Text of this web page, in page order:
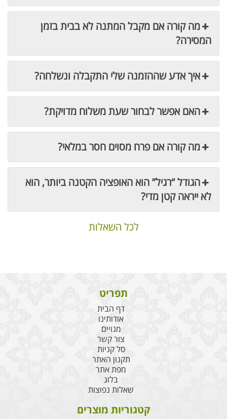
מה קורה אם מקבל המתנה לא בבית בזמן
המסירה?
איך אדע שההזמנה שלי התקבלה ונשלחה?
האם אפשר לבחור שעת משלוח מדויקת?
מה קורה אם פרח מסוים חסר במלאי?
הגודל “רגיל” הוא האופציה הקטנה ביותר, הוא
לא ייראה קטן מדי?
לכל השאלות
תפריט
דף הבית
אודותינו
מנויים
צור קשר
סל קניות
תקנון האתר
מפת אתר
בלוג
שאלות נפוצות
קטגוריות מוצרים